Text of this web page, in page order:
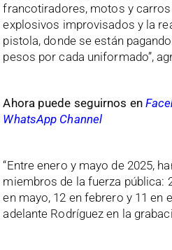
francotiradores, motos y
explosivos improvisados y la
pistola, donde se están
pesos por cada uniformado”,
Ahora puede seguirnos en
WhatsApp Channel
“Entre enero y mayo de 2025,
miembros de la fuerza pública:
en mayo, 12 en febrero y 11 en
adelante Rodríguez en la